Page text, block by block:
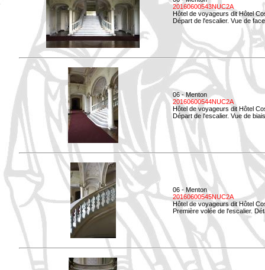
20160600543NUC2A
Hôtel de voyageurs dit Hôtel
Départ de l'escalier. Vue de
06 - Menton
20160600544NUC2A
Hôtel de voyageurs dit Hôtel
Départ de l'escalier. Vue de
06 - Menton
20160600545NUC2A
Hôtel de voyageurs dit Hôtel
Première volée de l'escalier.